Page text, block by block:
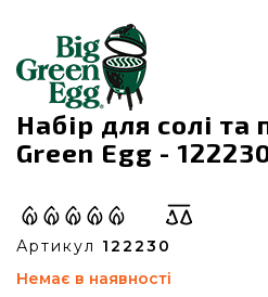
Набір для солі
Green Egg -
Артикул 122230
Немає в наявності